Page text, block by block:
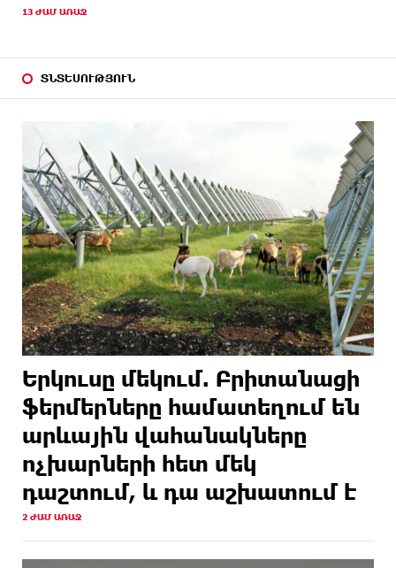
13 ԺԱՄ ԱՌԱՋ
ՏՆՏԵՍՈՒԹՅՈՒՆ
Երկուսը մեկում. Բրիտանացի
ֆերմերները համատեղում են
արևային վահանակները
ոչխարների հետ մեկ
դաշտում, և դա աշխատում է
2 ԺԱՄ ԱՌԱՋ